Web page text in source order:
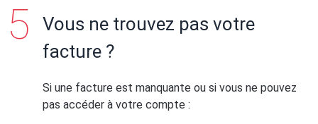
Vous ne trouvez pas votre
facture ?
Si une facture est manquante ou si vous ne pouvez
pas accéder à votre compte :